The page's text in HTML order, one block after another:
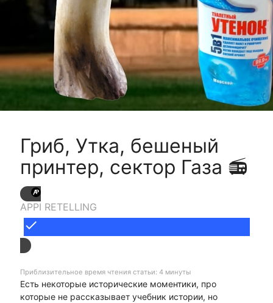
Гриб, Утка, бешеный
принтер, сектор Газа 📻
APPI RETELLING
done
Приблизительное время чтения статьи: 4 минуты
Есть некоторые исторические моментики, про
которые не рассказывает учебник истории, но